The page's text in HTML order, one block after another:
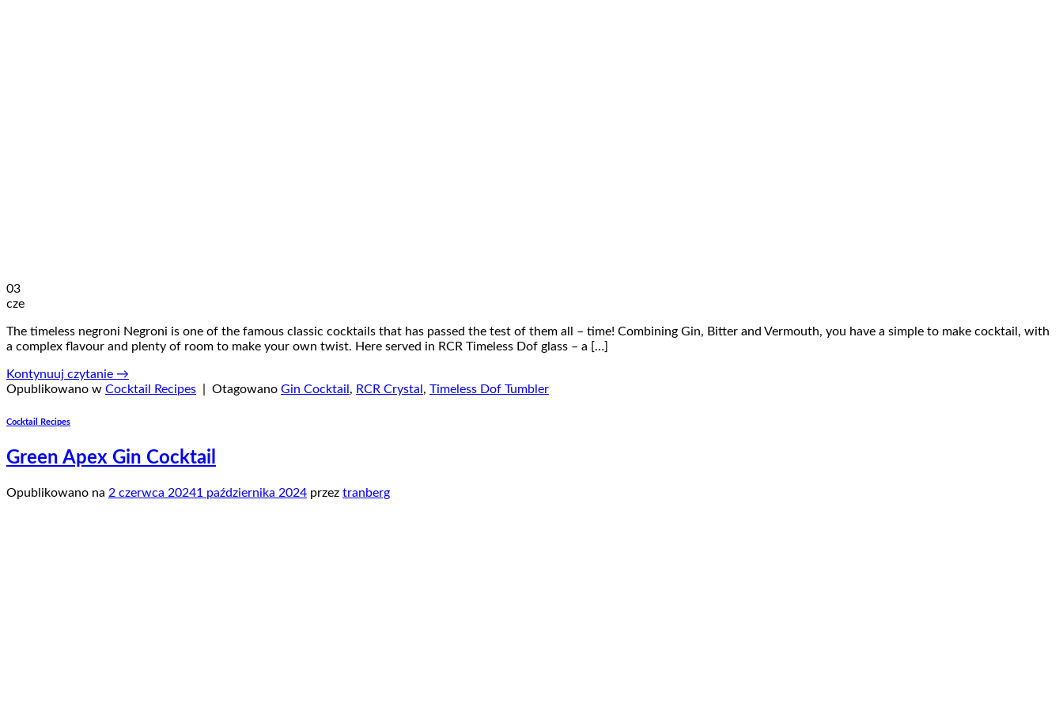
03
cze
The timeless negroni Negroni is one of the famous classic cocktails that has passed the test of them all – time! Combining Gin, Bitter and Vermouth, you have a simple to make cocktail, with
a complex flavour and plenty of room to make your own twist. Here served in RCR Timeless Dof glass – a […]
Kontynuuj czytanie →
Opublikowano w Cocktail Recipes Otagowano Gin Cocktail , RCR Crystal , Timeless Dof Tumbler
Cocktail Recipes
Green Apex Gin Cocktail
Opublikowano na 2 czerwca 20241 października 2024 przez tranberg